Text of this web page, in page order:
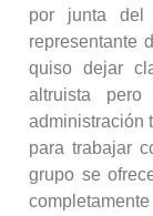
por junta del
representante
quiso dejar
altruista pero
administración
para trabajar
grupo se